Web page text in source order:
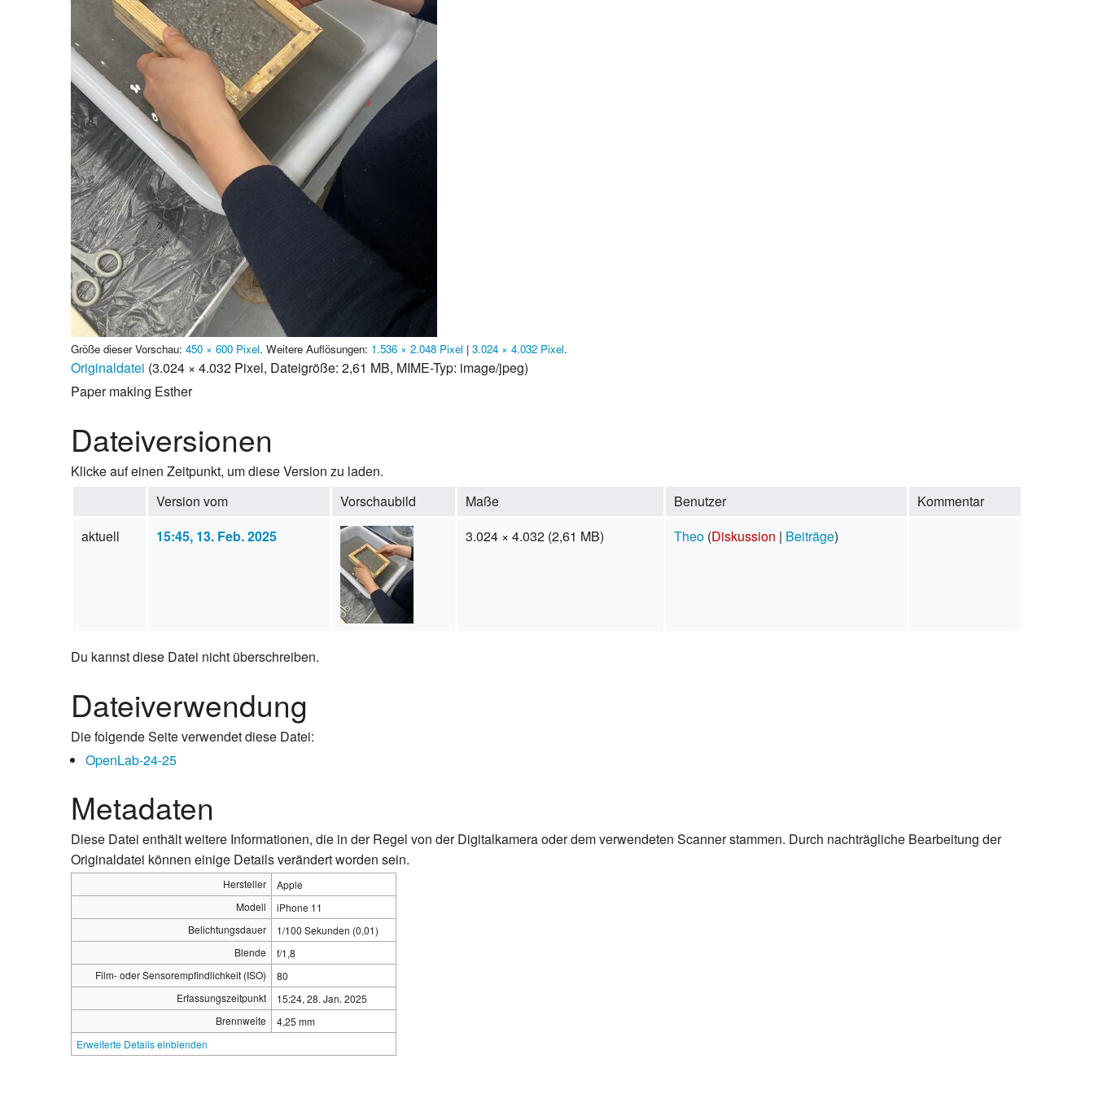
Größe dieser Vorschau: 450 × 600 Pixel. Weitere Auflösungen: 1.536 × 2.048 Pixel | 3.024 × 4.032 Pixel.
Originaldatei (3.024 × 4.032 Pixel, Dateigröße: 2,61 MB, MIME-Typ: image/jpeg)
Paper making Esther
Dateiversionen
Klicke auf einen Zeitpunkt, um diese Version zu laden.
Version vom
Vorschaubild Maße Benutzer
Kommentar
aktuell
15:45, 13. Feb. 2025 3.024 × 4.032 (2,61 MB) Theo (Diskussion | Beiträge)
Du kannst diese Datei nicht überschreiben.
Dateiverwendung
Die folgende Seite verwendet diese Datei:
OpenLab-24-25
Metadaten
Diese Datei enthält weitere Informationen, die in der Regel von der Digitalkamera oder dem verwendeten Scanner stammen. Durch nachträgliche Bearbeitung der
Originaldatei können einige Details verändert worden sein.
Hersteller
Apple
Modell
iPhone 11
Belichtungsdauer
1/100 Sekunden (0,01)
Blende
f/1,8
Film- oder Sensorempfindlichkeit (ISO)
80
Erfassungszeitpunkt
15:24, 28. Jan. 2025
Brennweite
4,25 mm
Erweiterte Details einblenden